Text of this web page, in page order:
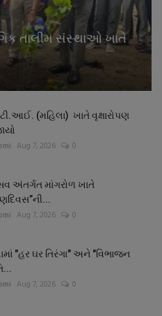
તાલીમ સંસ્થાઓ ખાતે
(મહિલા) ખાતે વૃક્ષારોપણ
Aug 7, 2026 0
અંતર્ગત માંગરોળ ખાતે
Aug 7, 2026 0
"હર ઘર તિરંગા" અને "વિભાજન
Aug 7, 2026 0